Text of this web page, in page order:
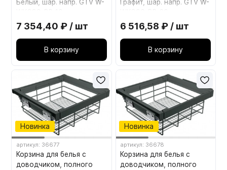
Белый, шар. напр. GTV W-
7 354,40 ₽ / шт
В корзину
Графит, шар. напр. GTV W-
6 516,58 ₽ / шт
В корзину
Новинка
артикул: 36677
Корзина для белья с
доводчиком, полного
Новинка
артикул: 36678
Корзина для белья с
доводчиком, полного